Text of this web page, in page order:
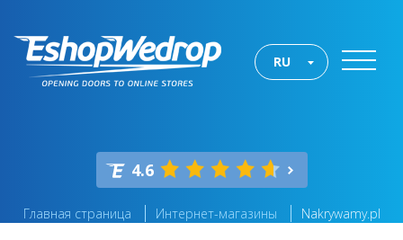
RU
4.6
Главная страница Интернет-магазины Nakrywamy.pl